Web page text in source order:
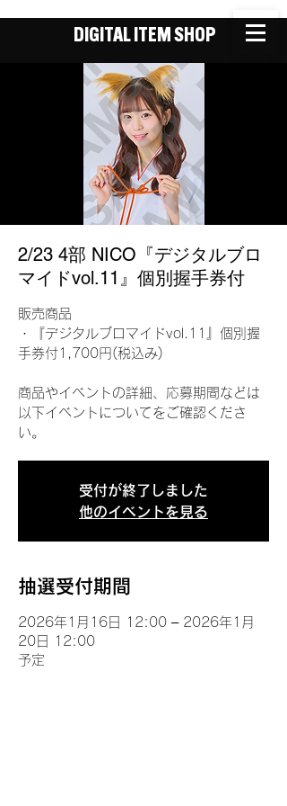
DIGITAL ITEM SHOP
2/23 4部 NICO『デジタルブロ
マイドvol.11』個別握手券付
販売商品
・『デジタルブロマイドvol.11』個別握
手券付1,700円(税込み)
商品やイベントの詳細、応募期間などは
以下イベントについてをご確認くださ
い。
受付が終了しました
他のイベントを見る
抽選受付期間
2026年1月16日 12:00 – 2026年1月
20日 12:00
予定